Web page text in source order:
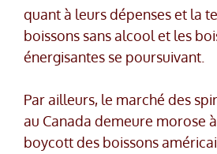
quant à leurs dépenses et la
boissons sans alcool et les
énergisantes se poursuivant.
Par ailleurs, le marché des
au Canada demeure morose
boycott des boissons